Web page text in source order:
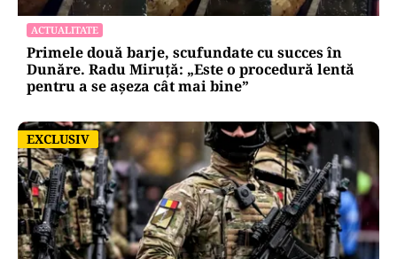
ACTUALITATE
Primele două barje, scufundate cu succes în
Dunăre. Radu Miruță: „Este o procedură lentă
pentru a se așeza cât mai bine”
EXCLUSIV
EXCLUSIV